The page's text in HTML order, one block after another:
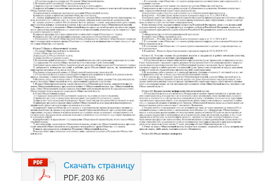
Скачать страницу
PDF, 203 Кб